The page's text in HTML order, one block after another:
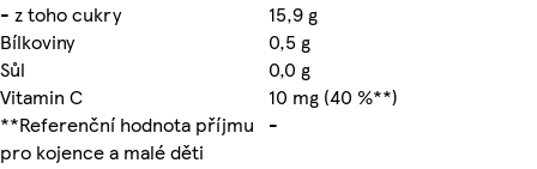
- z toho cukry
15,9 g
Bílkoviny
0,5 g
Sůl
0,0 g
Vitamin C
10 mg (40 %**)
**Referenční hodnota příjmu
pro kojence a malé děti
-